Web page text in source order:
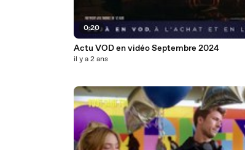
0:20
Actu VOD en vidéo Septembre 2024
il y a 2 ans